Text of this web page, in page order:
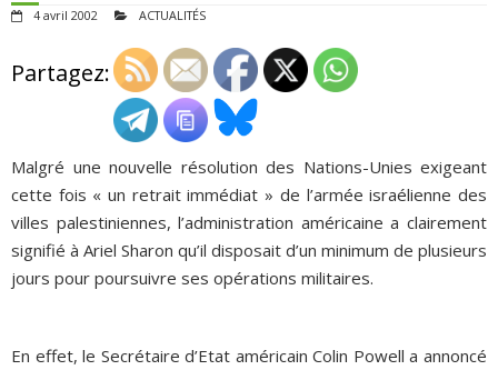
QUI SOMMES-NOUS ?
ADHÉSIONS, DONS, CONTACT
4 avril 2002 ACTUALITÉS
Partagez:
Malgré une nouvelle résolution des Nations-Unies exigeant
cette fois « un retrait immédiat » de l’armée israélienne des
villes palestiniennes, l’administration américaine a clairement
signifié à Ariel Sharon qu’il disposait d’un minimum de plusieurs
jours pour poursuivre ses opérations militaires.
En effet, le Secrétaire d’Etat américain Colin Powell a annoncé